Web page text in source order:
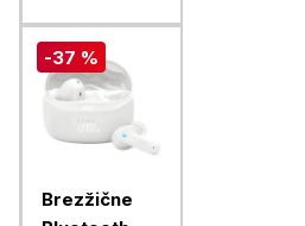
-37 %
Brezžične